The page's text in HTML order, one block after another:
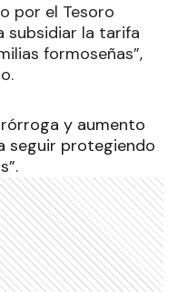
por el Tesoro
subsidiar la tarifa
formoseñas”,
y aumento
seguir protegiendo